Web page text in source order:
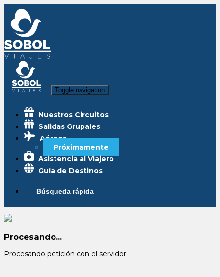
Toggle navigation
Nuestros Circuitos
Salidas Grupales
Aéreos
Próximamente
Asistencia al Viajero
Guía de Destinos
Búsqueda rápida
Procesando...
Procesando petición con el servidor.